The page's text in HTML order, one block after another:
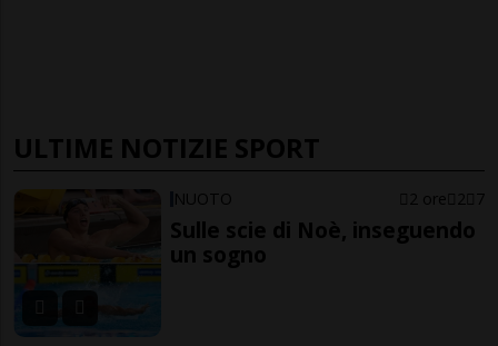
ULTIME NOTIZIE SPORT
NUOTO 2 ore 2 7
Sulle scie di Noè, inseguendo
un sogno